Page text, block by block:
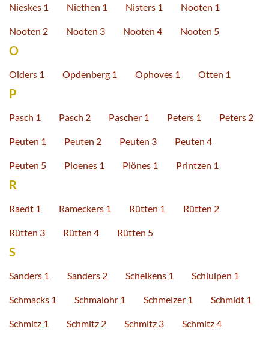
Nieskes 1 Niethen 1 Nisters 1 Nooten 1
Nooten 2 Nooten 3 Nooten 4 Nooten 5
O
Olders 1 Opdenberg 1 Ophoves 1 Otten 1
P
Pasch 1 Pasch 2 Pascher 1 Peters 1 Peters 2
Peuten 1 Peuten 2 Peuten 3 Peuten 4
Peuten 5 Ploenes 1 Plönes 1 Printzen 1
R
Raedt 1 Rameckers 1 Rütten 1 Rütten 2
Rütten 3 Rütten 4 Rütten 5
S
Sanders 1 Sanders 2 Schelkens 1 Schluipen 1
Schmacks 1 Schmalohr 1 Schmelzer 1 Schmidt 1
Schmitz 1 Schmitz 2 Schmitz 3 Schmitz 4